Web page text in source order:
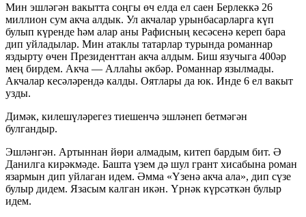
Мин эшләгән вакытта соңгы өч елда ел саен Берлеккә 26
миллион сум акча алдык. Ул акчалар урынбасарларга күп
булып күренде һәм алар аны Рафисның кесәсенә кереп бара
дип уйладылар. Мин атаклы татарлар турында романнар
яздырту өчен Президенттан акча алдым. Биш язучыга 400әр
мең бирдем. Акча — Аллаһы әкбәр. Романнар язылмады.
Акчалар кесәләрендә калды. Оятлары да юк. Инде 6 ел вакыт
узды.
Димәк, килешүләрегез тиешенчә эшләнеп бетмәгән
булгандыр.
Эшләнгән. Артыннан йөри алмадым, китеп бардым бит. Ә
Данилга кирәкмәде. Башта үзем дә шул грант хисабына роман
язармын дип уйлаган идем. Әмма «Үзенә акча ала», дип сүзе
булыр дидем. Язасым калган икән. Үрнәк күрсәткән булыр
идем.